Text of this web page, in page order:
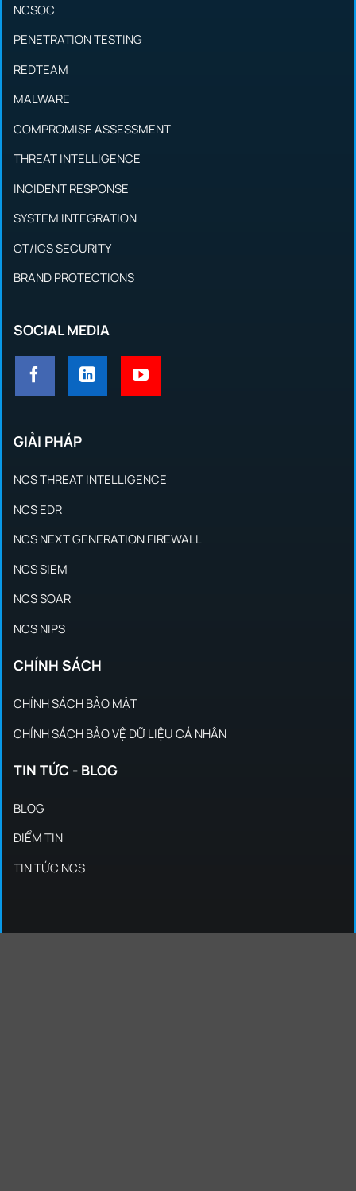
NCSOC
PENETRATION TESTING
REDTEAM
MALWARE
COMPROMISE ASSESSMENT
THREAT INTELLIGENCE
INCIDENT RESPONSE
SYSTEM INTEGRATION
OT/ICS SECURITY
BRAND PROTECTIONS
SOCIAL MEDIA
GIẢI PHÁP
NCS THREAT INTELLIGENCE
NCS EDR
NCS NEXT GENERATION FIREWALL
NCS SIEM
NCS SOAR
NCS NIPS
CHÍNH SÁCH
CHÍNH SÁCH BẢO MẬT
CHÍNH SÁCH BẢO VỆ DỮ LIỆU CÁ NHÂN
TIN TỨC - BLOG
BLOG
ĐIỂM TIN
TIN TỨC NCS